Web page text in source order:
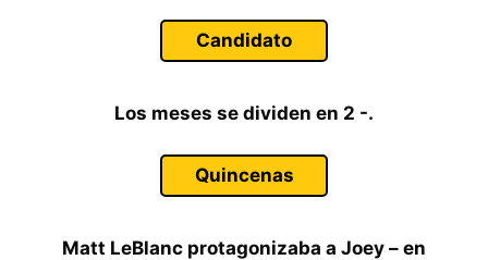
Candidato
Los meses se dividen en 2 -.
Quincenas
Matt LeBlanc protagonizaba a Joey – en